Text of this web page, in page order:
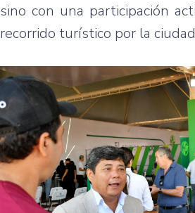
sino con una participación
recorrido turístico por la